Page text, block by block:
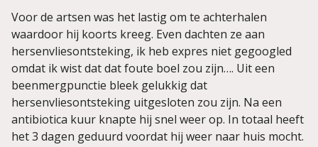
Voor de artsen was het lastig om te achterhalen
waardoor hij koorts kreeg. Even dachten ze aan
hersenvliesontsteking, ik heb expres niet gegoogled
omdat ik wist dat dat foute boel zou zijn…. Uit een
beenmergpunctie bleek gelukkig dat
hersenvliesontsteking uitgesloten zou zijn. Na een
antibiotica kuur knapte hij snel weer op. In totaal heeft
het 3 dagen geduurd voordat hij weer naar huis mocht.